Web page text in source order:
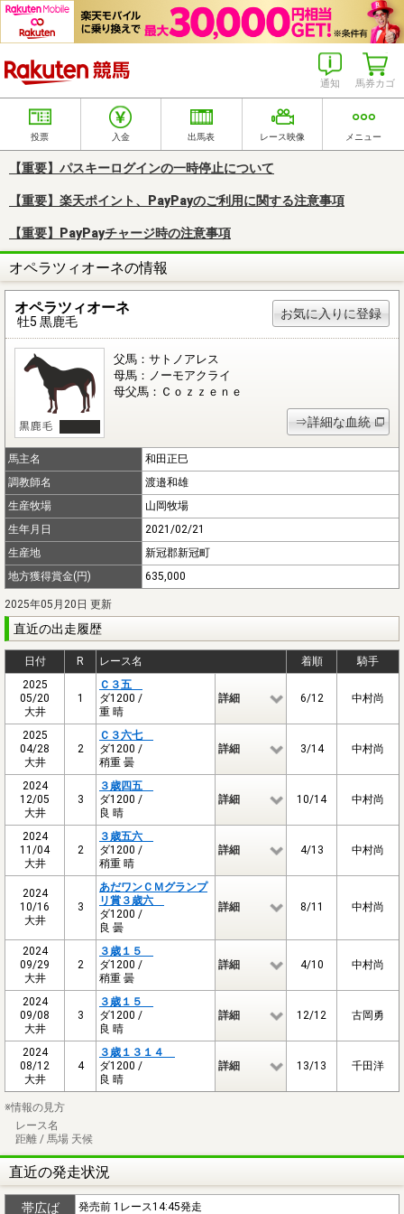
馬券カゴ
通知
投票 入金 出馬表 レース映像 メニュー
【重要】パスキーログインの一時停止について
【重要】楽天ポイント、PayPayのご利用に関する注意事項
【重要】PayPayチャージ時の注意事項
オペラツィオーネの情報
オペラツィオーネ
牡5 黒鹿毛
お気に入りに登録
父馬：サトノアレス
母馬：ノーモアクライ
母父馬：Ｃｏｚｚｅｎｅ
⇒詳細な血統
馬主名
和田正巳
調教師名
渡邉和雄
生産牧場
山岡牧場
生年月日
2021/02/21
生産地
新冠郡新冠町
地方獲得賞金(円)
635,000
2025年05月20日 更新
直近の出走履歴
日付 R レース名 着順
騎手
2025
05/20
大井
1
Ｃ３五
ダ1200 /
重 晴
詳細 6/12 中村尚
2025
04/28
大井
2
Ｃ３六七
ダ1200 /
稍重 曇
詳細 3/14 中村尚
2024
12/05
大井
3
３歳四五
ダ1200 /
良 晴
詳細 10/14 中村尚
2024
11/04
大井
2
３歳五六
ダ1200 /
稍重 晴
詳細 4/13 中村尚
2024
10/16
大井
3
あだワンＣＭグランプ
リ賞３歳六
ダ1200 /
良 曇
詳細 8/11 中村尚
2024
09/29
大井
2
３歳１５
ダ1200 /
稍重 曇
詳細 4/10 中村尚
2024
09/08
大井
3
３歳１５
ダ1200 /
良 晴
詳細 12/12 古岡勇
2024
08/12
大井
4
３歳１３１４
ダ1200 /
良 晴
詳細 13/13 千田洋
※情報の見方
レース名
距離 / 馬場 天候
直近の発走状況
帯広ば 発売前 1レース14:45発走